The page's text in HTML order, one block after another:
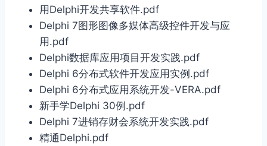
用Delphi开发共享软件.pdf
Delphi 7图形图像多媒体高级控件开发与应
用.pdf
Delphi数据库应用项目开发实践.pdf
Delphi 6分布式软件开发应用实例.pdf
Delphi 6分布式应用系统开发-VERA.pdf
新手学Delphi 30例.pdf
Delphi 7进销存财会系统开发实践.pdf
精通Delphi.pdf